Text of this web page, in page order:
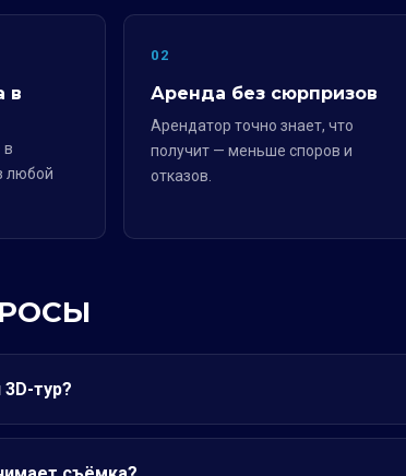
в
в
любой
02
Аренда без сюрпризов
Арендатор точно знает, что
получит — меньше споров и
отказов.
тур?